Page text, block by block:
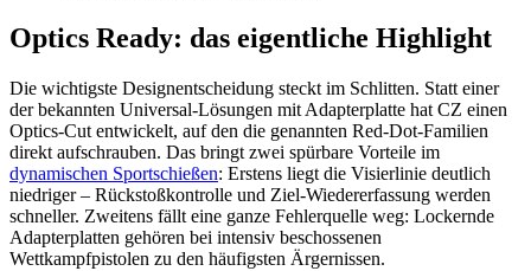
Optics Ready: das eigentliche Highlight
Die wichtigste Designentscheidung steckt im Schlitten. Statt einer
der bekannten Universal-Lösungen mit Adapterplatte hat CZ einen
Optics-Cut entwickelt, auf den die genannten Red-Dot-Familien
direkt aufschrauben. Das bringt zwei spürbare Vorteile im
dynamischen Sportschießen: Erstens liegt die Visierlinie deutlich
niedriger – Rückstoßkontrolle und Ziel-Wiedererfassung werden
schneller. Zweitens fällt eine ganze Fehlerquelle weg: Lockernde
Adapterplatten gehören bei intensiv beschossenen
Wettkampfpistolen zu den häufigsten Ärgernissen.